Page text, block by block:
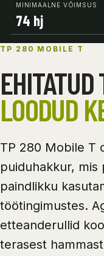
MINIMAALNE VÕIMSUS
74 hj
TP 280 MOBILE T
EHITATUD
LOODUD
TP 280 Mobile T
puiduhakkur,
paindlikku
töötingimustes.
etteanderullid
terasest